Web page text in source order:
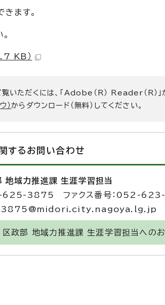
ます。
KB）
いただくには、「Adobe（R） Reader（R）
）からダウンロード（無料）してください。
する お問い合わせ
地域力推進課 生涯学習担当
625-3875 ファクス番号：052-
政部 地域力推進課 生涯学習担当への